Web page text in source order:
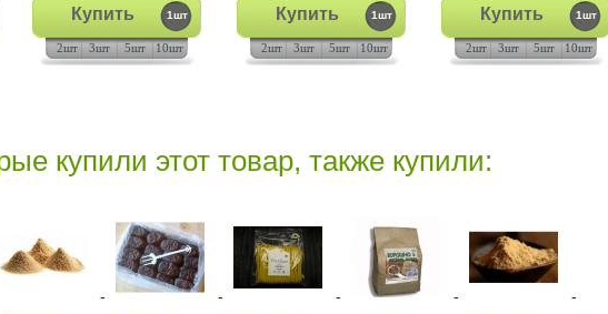
Купить 1шт
2шт 3шт 5шт 10шт
Купить 1шт
2шт 3шт 5шт 10шт
Купить 1шт
2шт 3шт 5шт 10шт
купили этот товар, также купили: